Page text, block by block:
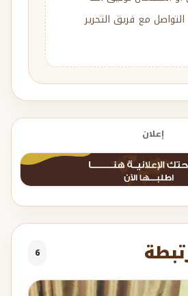
مع فريق التحرير
إعلان
6